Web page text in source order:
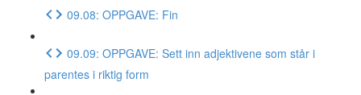
09.08: OPPGAVE: Fin
09.09: OPPGAVE: Sett inn adjektivene som står i
parentes i riktig form